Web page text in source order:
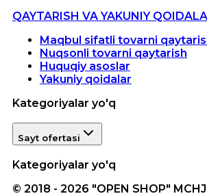
QAYTARISH VA YAKUNIY
Maqbul sifatli tovarni
Nuqsonli tovarni qaytarish
Huquqiy asoslar
Yakuniy qoidalar
Kategoriyalar yo'q
Sayt ofertasi
Kategoriyalar yo'q
© 2018 - 2026 "OPEN SHOP"